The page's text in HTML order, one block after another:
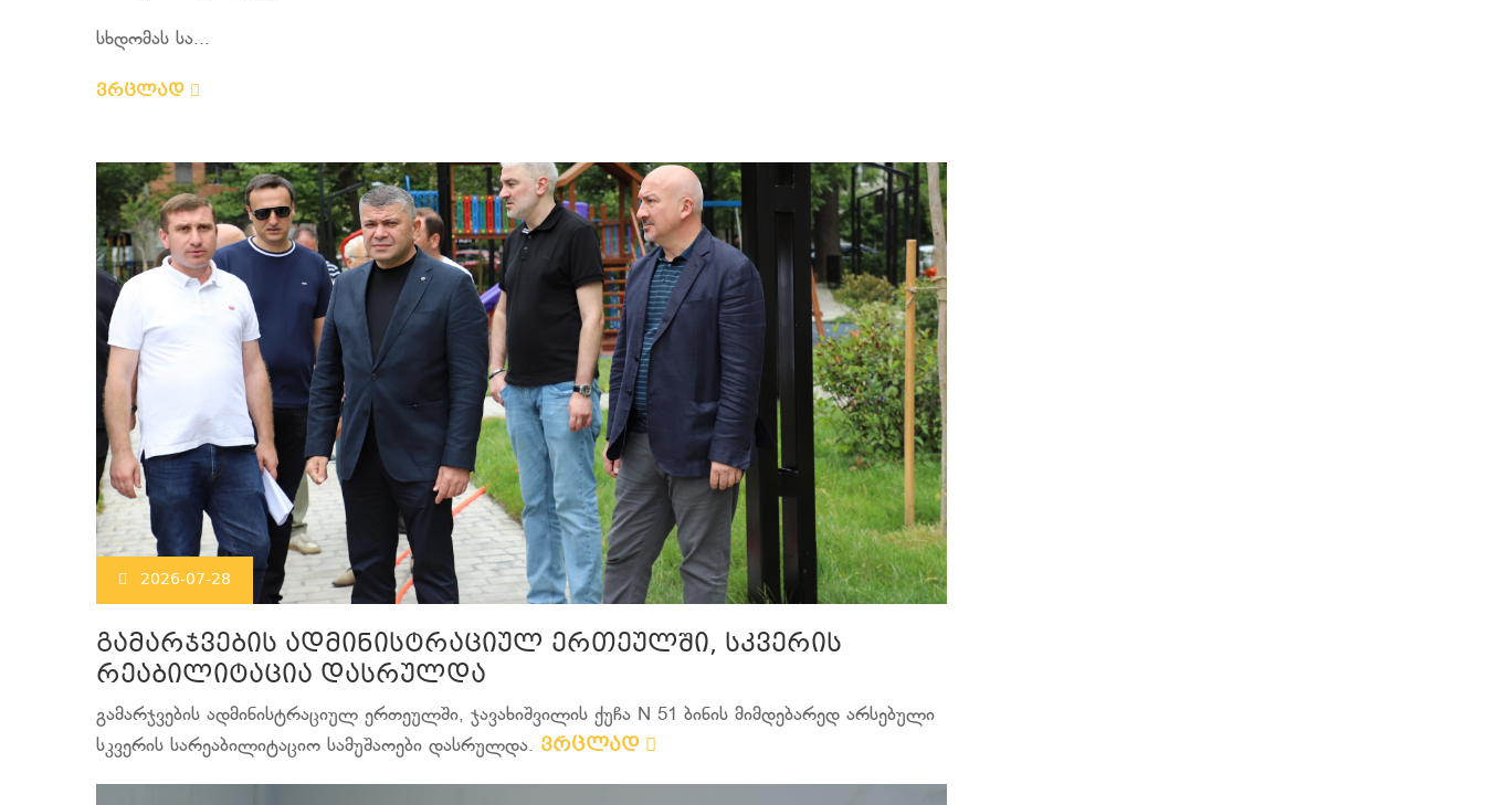
სხდომას სა...
ვრცლად
2026-07-28
გამარჯვების ადმინისტრაციულ ერთეულში, სკვერის
რეაბილიტაცია დასრულდა
გამარჯვების ადმინისტრაციულ ერთეულში, ჯავახიშვილის ქუჩა N 51 ბინის მიმდებარედ არსებული
სკვერის სარეაბილიტაციო სამუშაოები დასრულდა. ვრცლად